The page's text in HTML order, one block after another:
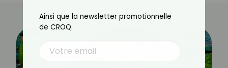
Ainsi que la newsletter promotionnelle
de CROQ.